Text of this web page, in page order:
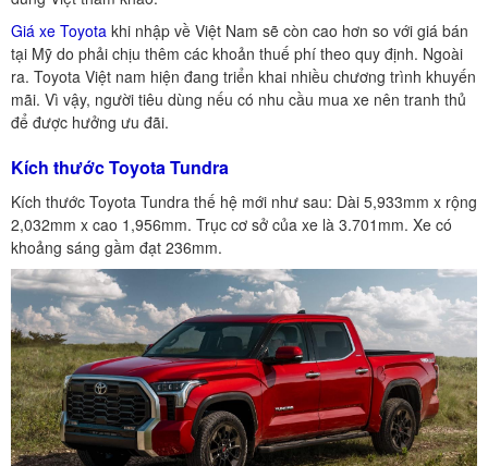
Giá xe Toyota khi nhập về Việt Nam sẽ còn cao hơn so với giá bán
tại Mỹ do phải chịu thêm các khoản thuế phí theo quy định. Ngoài
ra. Toyota Việt nam hiện đang triển khai nhiều chương trình khuyến
mãi. Vì vậy, người tiêu dùng nếu có nhu cầu mua xe nên tranh thủ
để được hưởng ưu đãi.
Kích thước Toyota Tundra
Kích thước Toyota Tundra thế hệ mới như sau: Dài 5,933mm x rộng
2,032mm x cao 1,956mm. Trục cơ sở của xe là 3.701mm. Xe có
khoảng sáng gầm đạt 236mm.